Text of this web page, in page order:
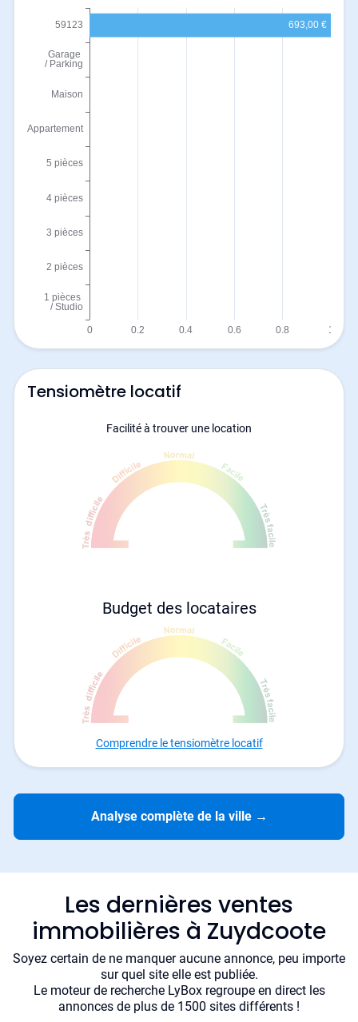
Tensiomètre locatif
Facilité à trouver une location
Budget des locataires
Comprendre le tensiomètre locatif
Analyse complète de la ville →
Les dernières ventes
immobilières à Zuydcoote
Soyez certain de ne manquer aucune annonce, peu importe
sur quel site elle est publiée.
Le moteur de recherche LyBox regroupe en direct les
annonces de plus de 1500 sites différents !